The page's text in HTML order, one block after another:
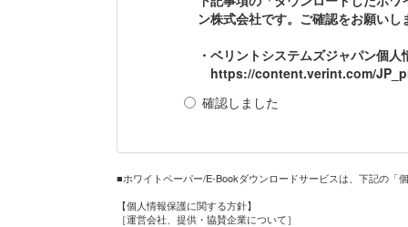
ン株式会社です。ご確認をお願いし
・ベリントシステムズジャパン個
https://content.verint.com/
確認しました
■ホワイトペーパー/E-Bookダウンロードサービスは、下記の「
【個人情報保護に関する方針】
［運営会社、提供・協賛企業について］